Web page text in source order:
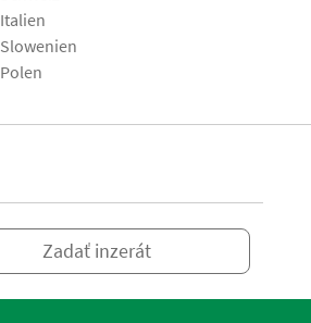
Italien
Slowenien
Polen
Zadať inzerát